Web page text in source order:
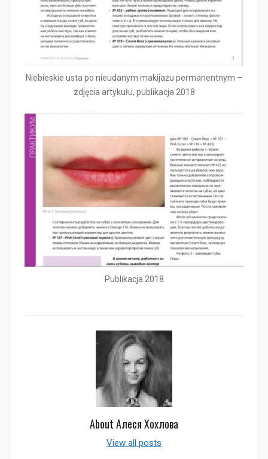
Niebieskie usta po nieudanym makijażu permanentnym –
zdjęcia artykułu, publikacja 2018
Publikacja 2018
AboutАлеся Хохлова
View all posts